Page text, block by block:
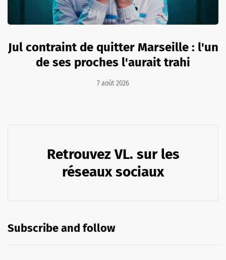
Jul contraint de quitter Marseille : l'un
de ses proches l'aurait trahi
7 août 2026
Retrouvez VL. sur les
réseaux sociaux
Subscribe and follow